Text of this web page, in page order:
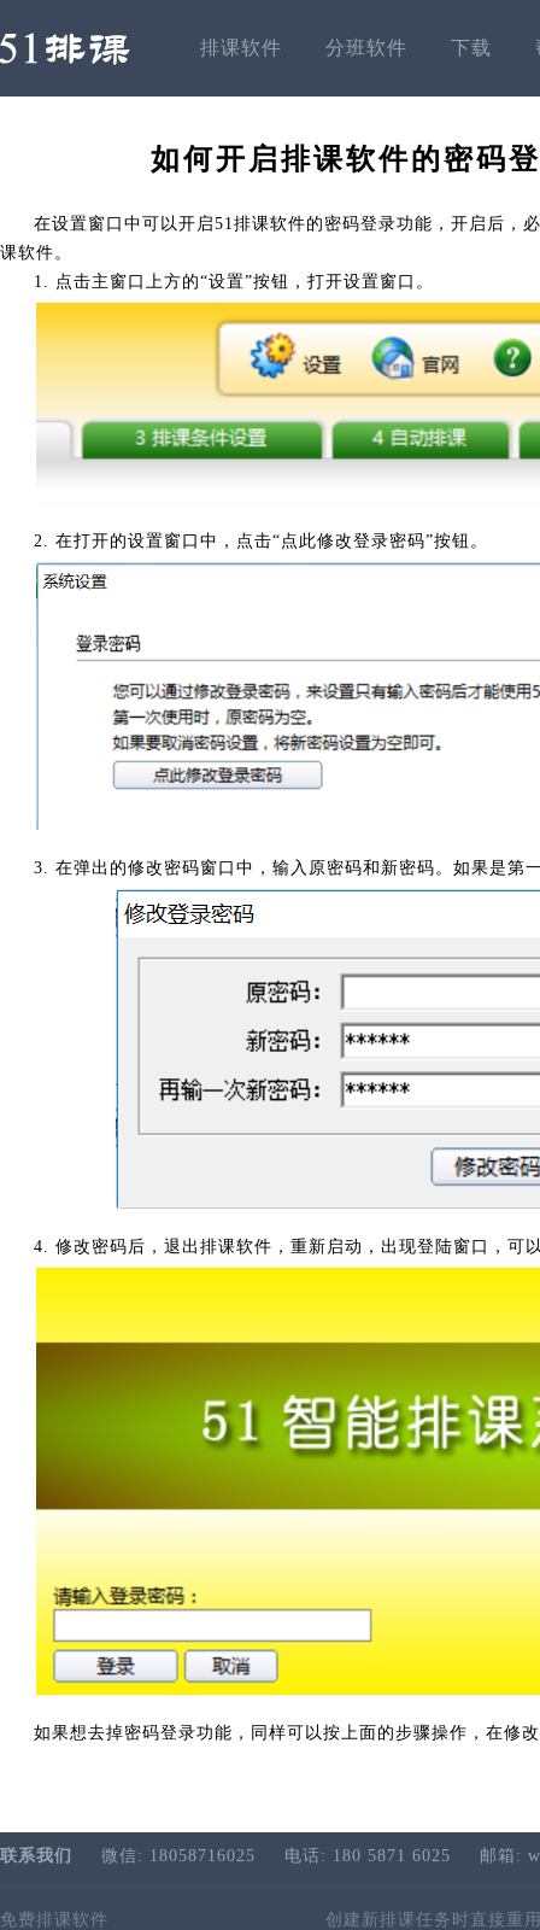
排课软件 分班软件 下载
如何开启排课软件的密码
在设置窗口中可以开启51排课软件的密码登录功能，开启后，
课软件。
1. 点击主窗口上方的“设置”按钮，打开设置窗口。
2. 在打开的设置窗口中，点击“点此修改登录密码”按钮。
3. 在弹出的修改密码窗口中，输入原密码和新密码。如果是第
4. 修改密码后，退出排课软件，重新启动，出现登陆窗口，可
如果想去掉密码登录功能，同样可以按上面的步骤操作，在修
联系我们 微信: 18058716025 电话: 180 5871 6025 邮箱:
免费排课软件
创建新排课任务时直接重